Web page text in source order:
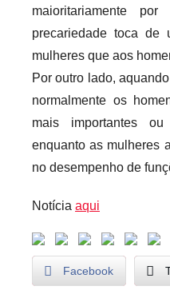
maioritariamente
precariedade toca de
mulheres que aos
Por outro lado,
normalmente os
mais importantes
enquanto as mulheres
no desempenho de
Notícia aqui
Facebook